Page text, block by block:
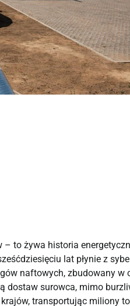
– to żywa historia
lat płynie z
naftowych, zbudowany w
dostaw surowca, mimo
transportując miliony